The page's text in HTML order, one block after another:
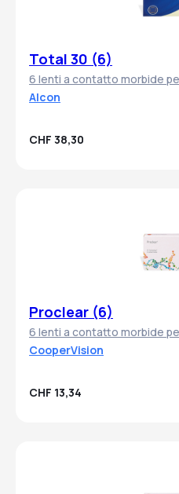
Total 30 (6)
6 lenti a contatto morbide
Alcon
CHF 38,30
Proclear (6)
6 lenti a contatto morbide
CooperVision
CHF 13,34